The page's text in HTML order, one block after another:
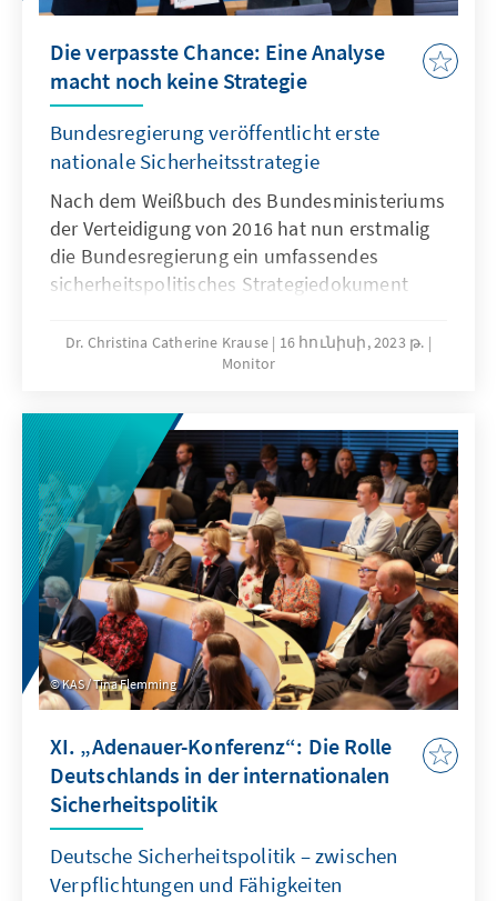
Die verpasste Chance: Eine Analyse
macht noch keine Strategie
Bundesregierung veröffentlicht erste
nationale Sicherheitsstrategie
Nach dem Weißbuch des Bundesministeriums
der Verteidigung von 2016 hat nun erstmalig
die Bundesregierung ein umfassendes
sicherheitspolitisches Strategiedokument
Federführung, weitere Bundesministerien, wie
auch das Bundeskanzleramt wurden eng in
am 14. Juni 2023 veröffentlichte Nationale
Sicherheitsstrategie fällt in eine Zeit multipler
Krisen und Konflikte: Russland greift nicht nur
die Ukraine an, sondern richtet seine
Aggressionen gegen die gesamte freie
demokratische Welt. Erfüllt die alle Ziele?
Dr. Christina Catherine Krause
16 հունիսի, 2023 թ.
Monitor
KAS / Tina Flemming
XI. „Adenauer-Konferenz“: Die Rolle
Deutschlands in der internationalen
Sicherheitspolitik
Deutsche Sicherheitspolitik – zwischen
Verpflichtungen und Fähigkeiten